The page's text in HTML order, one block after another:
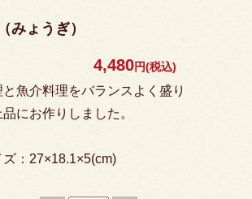
みょうぎ）
4,480円(税込)
魚介料理をバランスよく盛り
にお作りしました。
：27×18.1×5(cm)